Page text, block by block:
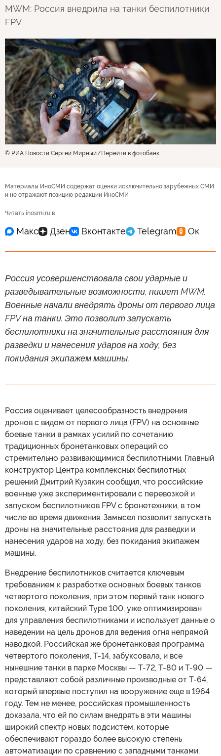
MWM: Россия внедрила на танки беспилотники
FPV
© РИА Новости Сергей Мирный Перейти в фотобанк
Материалы ИноСМИ содержат оценки исключительно зарубежных СМИ
и не отражают позицию редакции ИноСМИ
Читать inosmi.ru в
Россия усовершенствовала свои ударные и
разведывательные возможности, пишет MWM.
Военные начали внедрять дроны от первого лица
FPV на танки. Это позволит запускать
беспилотники на значительные расстояния для
разведки и нанесения ударов на ходу, без
покидания экипажем машины.
Россия оценивает целесообразность внедрения
дронов с видом от первого лица (FPV) на основные
боевые танки в рамках усилий по сочетанию
традиционных бронетанковых операций со
стремительно развивающимися беспилотными. Главный
конструктор Центра комплексных беспилотных
решений Дмитрий Кузякин сообщил, что российские
военные уже экспериментировали с перевозкой и
запуском беспилотников FPV с бронетехники, в том
числе во время движения. Замысел позволит запускать
дроны на значительные расстояния для разведки и
нанесения ударов на ходу, без покидания экипажем
машины.
Внедрение беспилотников считается ключевым
требованием к разработке основных боевых танков
четвертого поколения, при этом первый танк нового
поколения, китайский Type 100, уже оптимизирован
для управления беспилотниками и использует данные о
наведении на цель дронов для ведения огня непрямой
наводкой. Российская же бронетанковая программа
четвертого поколения, Т-14, забуксовала, и все
нынешние танки в парке Москвы — Т-72, Т-80 и Т-90 —
представляют собой различные производные от Т-64,
который впервые поступил на вооружение еще в 1964
году. Тем не менее, российская промышленность
доказала, что ей по силам внедрять в эти машины
широкий спектр новых подсистем, которые
обеспечивают гораздо более высокую степень
автоматизации по сравнению с западными танками.